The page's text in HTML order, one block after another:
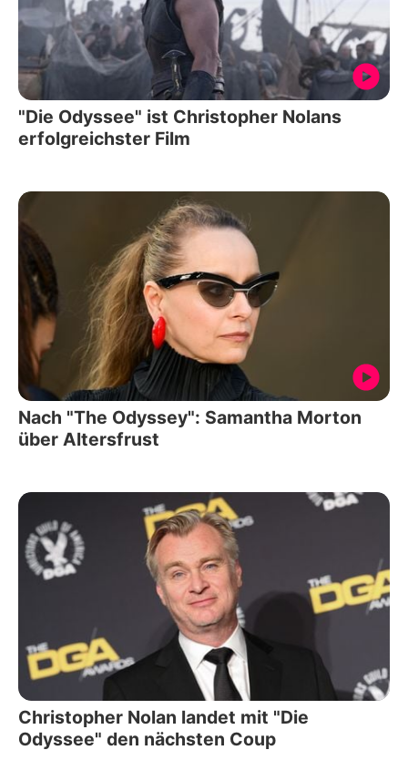
"Die Odyssee" ist Christopher Nolans
erfolgreichster Film
Nach "The Odyssey": Samantha Morton
über Altersfrust
Christopher Nolan landet mit "Die
Odyssee" den nächsten Coup